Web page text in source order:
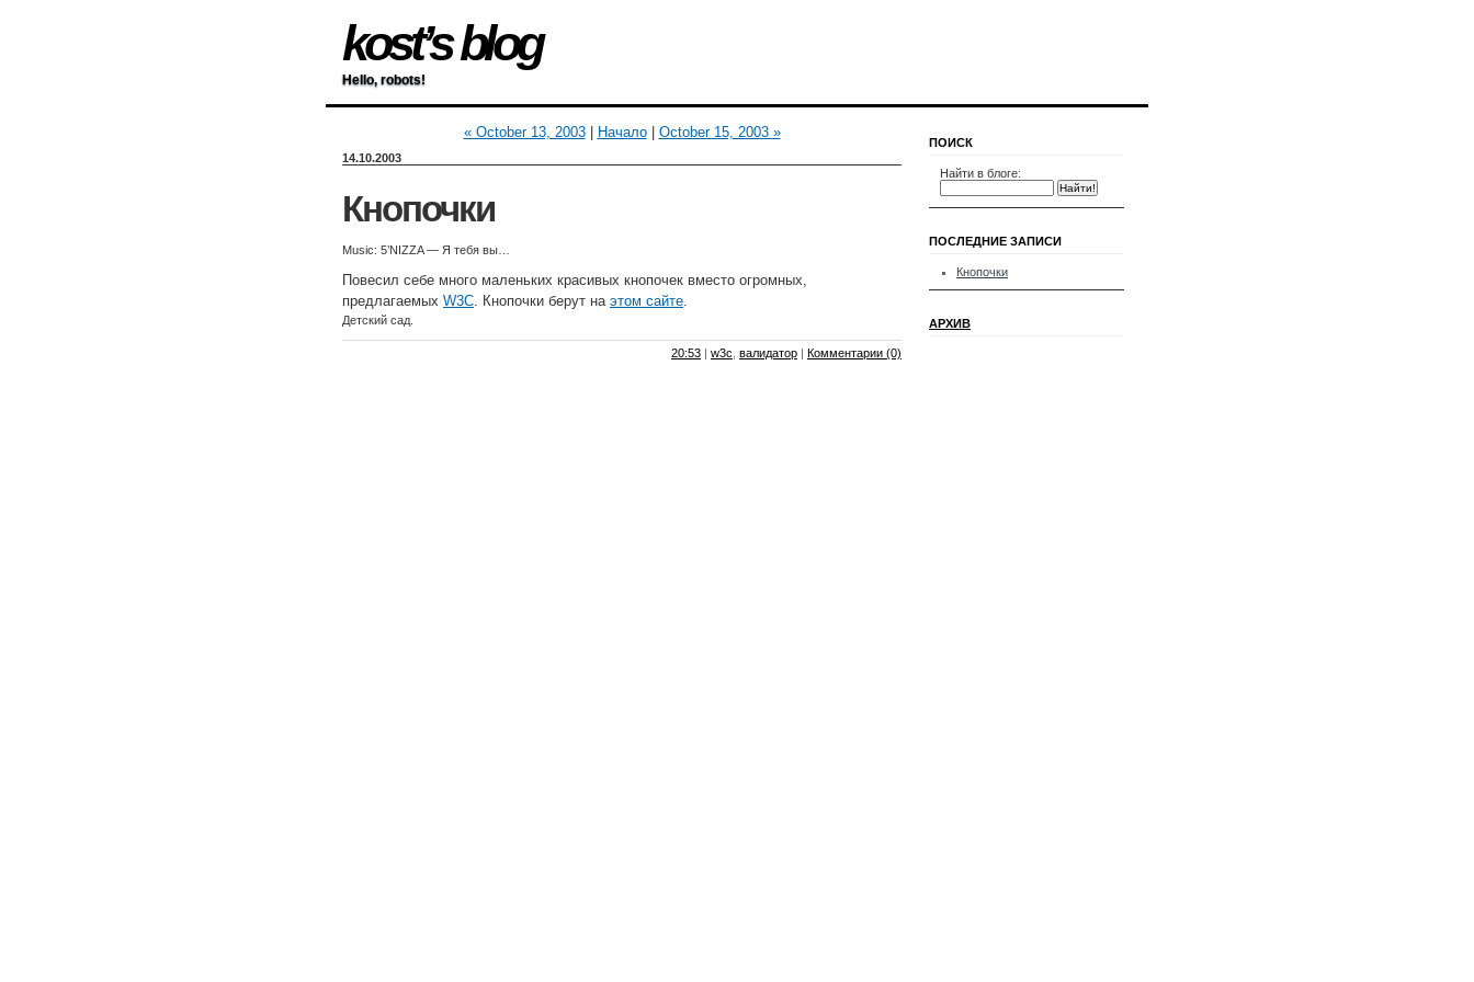
kost’s blog
Hello, robots!
« October 13, 2003| Начало| October 15, 2003 »
14.10.2003
Кнопочки
Music: 5’NIZZA — Я тебя вы…
Повесил себе много маленьких красивых кнопочек вместо огромных,
предлагаемых W3C. Кнопочки берут на этом сайте.
Детский сад.
20:53 | w3c валидатор | Комментарии (0)
ПОИСК
Найти в блоге:
ПОСЛЕДНИЕ ЗАПИСИ
Кнопочки
АРХИВ